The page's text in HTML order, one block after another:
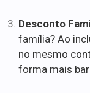
Desconto
família? Ao
no mesmo
forma mais